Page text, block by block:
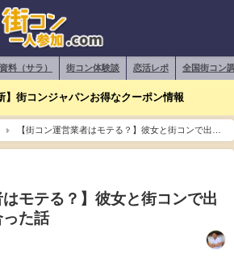
料（サラ） 街コン体験談 恋活レポ 全国街コン
】街コンジャパンお得なクーポン情報
【街コン運営業者はモテる？】彼女と街コンで出会
はモテる？】彼女と街コンで出
た話